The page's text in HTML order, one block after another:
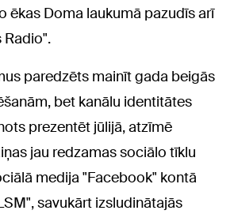
ēkas Doma laukumā pazudīs arī
Radio".
paredzēts mainīt gada beigās
bet kanālu identitātes
prezentēt jūlijā, atzīmē
jau redzamas sociālo tīklu
medija "Facebook" kontā
savukārt izsludinātajās